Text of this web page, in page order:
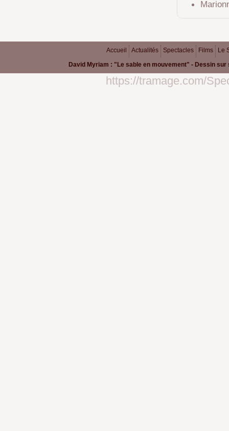
Accueil Actualités Spectacles Films
Le
David Myriam : "Le sable en mouvement" - Dessin sur
https://tramage.com/